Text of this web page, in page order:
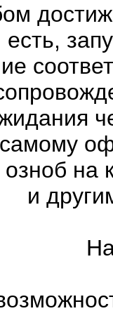
есть,
самому
на
и